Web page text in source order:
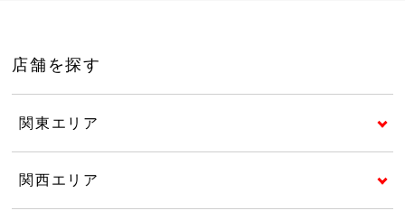
店舗を探す
関東エリア
関西エリア